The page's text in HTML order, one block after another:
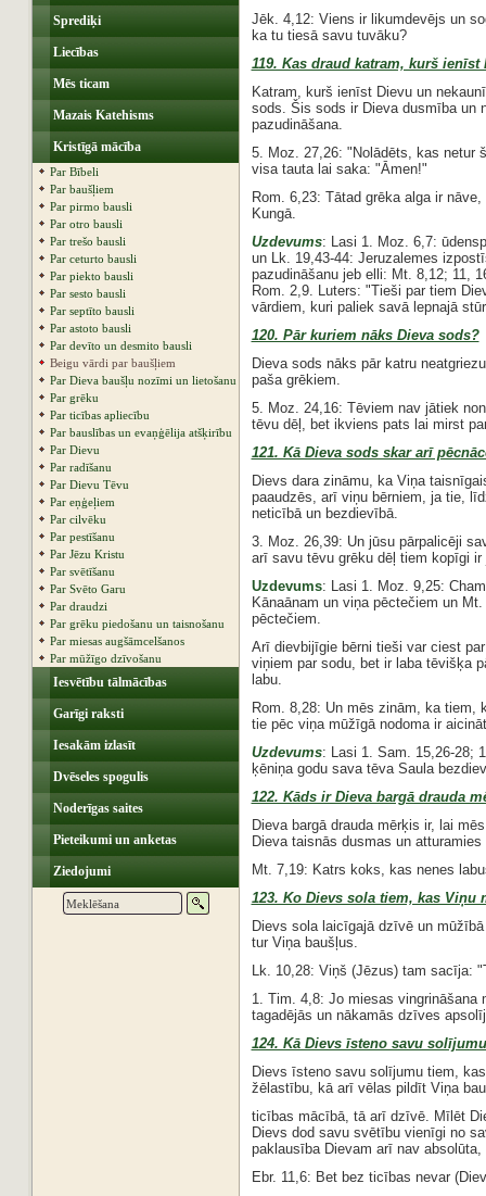
Sprediķi
Liecības
Mēs ticam
Mazais Katehisms
Kristīgā mācība
Par Bībeli
Par baušļiem
Par pirmo bausli
Par otro bausli
Par trešo bausli
Par ceturto bausli
Par piekto bausli
Par sesto bausli
Par septīto bausli
Par astoto bausli
Par devīto un desmito bausli
Beigu vārdi par baušļiem
Par Dieva baušļu nozīmi un lietošanu
Par grēku
Par ticības apliecību
Par bauslības un evaņģēlija atšķirību
Par Dievu
Par radīšanu
Par Dievu Tēvu
Par eņģeļiem
Par cilvēku
Par pestīšanu
Par Jēzu Kristu
Par svētīšanu
Par Svēto Garu
Par draudzi
Par grēku piedošanu un taisnošanu
Par miesas augšāmcelšanos
Par mūžīgo dzīvošanu
Iesvētību tālmācības
Garīgi raksti
Iesakām izlasīt
Dvēseles spogulis
Noderīgas saites
Pieteikumi un anketas
Ziedojumi
Jēk. 4,12: Viens ir likumdevējs un
ka tu tiesā savu tuvāku?
119. Kas draud katram, kurš
Katram, kurš ienīst Dievu un
sods. Šis sods ir Dieva dusmība un
pazudināšana.
5. Moz. 27,26: "Nolādēts, kas
visa tauta lai saka: "Āmen!"
Rom. 6,23: Tātad grēka alga ir
Kungā.
Uzdevums: Lasi 1. Moz. 6,7:
un Lk. 19,43-44: Jeruzalemes
pazudināšanu jeb elli: Mt. 8,12; 11,
Rom. 2,9. Luters: "Tieši par tiem
vārdiem, kuri paliek savā lepnajā
120. Pār kuriem nāks Dieva sods?
Dieva sods nāks pār katru
paša grēkiem.
5. Moz. 24,16: Tēviem nav jātiek
tēvu dēļ, bet ikviens pats lai mirst
121. Kā Dieva sods skar arī
Dievs dara zināmu, ka Viņa
paaudzēs, arī viņu bērniem, ja tie,
neticībā un bezdievībā.
3. Moz. 26,39: Un jūsu pārpalicēji
arī savu tēvu grēku dēļ tiem kopīgi
Uzdevums: Lasi 1. Moz. 9,25:
Kānaānam un viņa pēctečiem un
pēctečiem.
Arī dievbijīgie bērni tieši var ciest
viņiem par sodu, bet ir laba tēvišķa
labu.
Rom. 8,28: Un mēs zinām, ka
tie pēc viņa mūžīgā nodoma ir
Uzdevums: Lasi 1. Sam. 15,26-28;
ķēniņa godu sava tēva Saula
122. Kāds ir Dieva bargā drauda
Dieva bargā drauda mērķis ir, lai
Dieva taisnās dusmas un atturamies
Mt. 7,19: Katrs koks, kas nenes
123. Ko Dievs sola tiem, kas Viņu
Dievs sola laicīgajā dzīvē un
tur Viņa baušļus.
Lk. 10,28: Viņš (Jēzus) tam sacīja:
1. Tim. 4,8: Jo miesas vingrināšana
tagadējās un nākamās dzīves
124. Kā Dievs īsteno savu
Dievs īsteno savu solījumu tiem,
žēlastību, kā arī vēlas pildīt Viņa
ticības mācībā, tā arī dzīvē. Mīlēt
Dievs dod savu svētību vienīgi no
paklausība Dievam arī nav absolūta,
Ebr. 11,6: Bet bez ticības nevar